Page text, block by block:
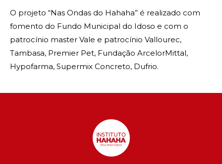
O projeto “Nas Ondas do Hahaha” é realizado com
fomento do Fundo Municipal do Idoso e com o
patrocínio master Vale e patrocínio Vallourec,
Tambasa, Premier Pet, Fundação ArcelorMittal,
Hypofarma, Supermix Concreto, Dufrio.